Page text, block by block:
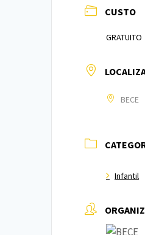
CUSTO
GRATUITO
BECE
Infantil